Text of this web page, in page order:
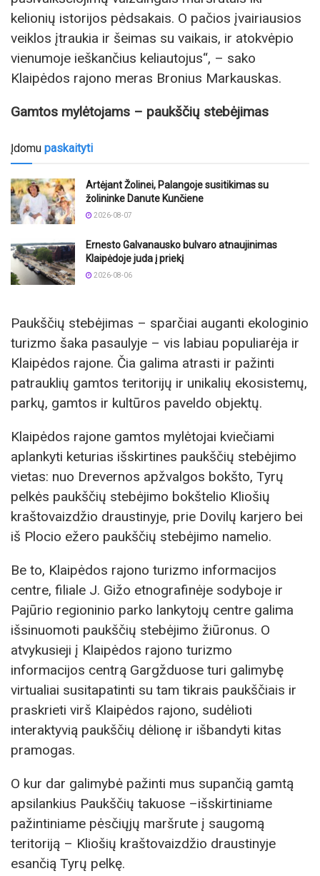
kelionių istorijos pėdsakais. O pačios įvairiausios
veiklos įtraukia ir šeimas su vaikais, ir atokvėpio
vienumoje ieškančius keliautojus“, – sako
Klaipėdos rajono meras Bronius Markauskas.
Gamtos mylėtojams – paukščių stebėjimas
Įdomu paskaityti
Artėjant Žolinei, Palangoje susitikimas su
žolininke Danute Kunčiene
2026-08-07
Ernesto Galvanausko bulvaro atnaujinimas
Klaipėdoje juda į priekį
2026-08-06
Paukščių stebėjimas – sparčiai auganti ekologinio
turizmo šaka pasaulyje – vis labiau populiarėja ir
Klaipėdos rajone. Čia galima atrasti ir pažinti
patrauklių gamtos teritorijų ir unikalių ekosistemų,
parkų, gamtos ir kultūros paveldo objektų.
Klaipėdos rajone gamtos mylėtojai kviečiami
aplankyti keturias išskirtines paukščių stebėjimo
vietas: nuo Drevernos apžvalgos bokšto, Tyrų
pelkės paukščių stebėjimo bokštelio Kliošių
kraštovaizdžio draustinyje, prie Dovilų karjero bei
iš Plocio ežero paukščių stebėjimo namelio.
Be to, Klaipėdos rajono turizmo informacijos
centre, filiale J. Gižo etnografinėje sodyboje ir
Pajūrio regioninio parko lankytojų centre galima
išsinuomoti paukščių stebėjimo žiūronus. O
atvykusieji į Klaipėdos rajono turizmo
informacijos centrą Gargžduose turi galimybę
virtualiai susitapatinti su tam tikrais paukščiais ir
praskrieti virš Klaipėdos rajono, sudėlioti
interaktyvią paukščių dėlionę ir išbandyti kitas
pramogas.
O kur dar galimybė pažinti mus supančią gamtą
apsilankius Paukščių takuose –išskirtiniame
pažintiniame pėsčiųjų maršrute į saugomą
teritoriją – Kliošių kraštovaizdžio draustinyje
esančią Tyrų pelkę.